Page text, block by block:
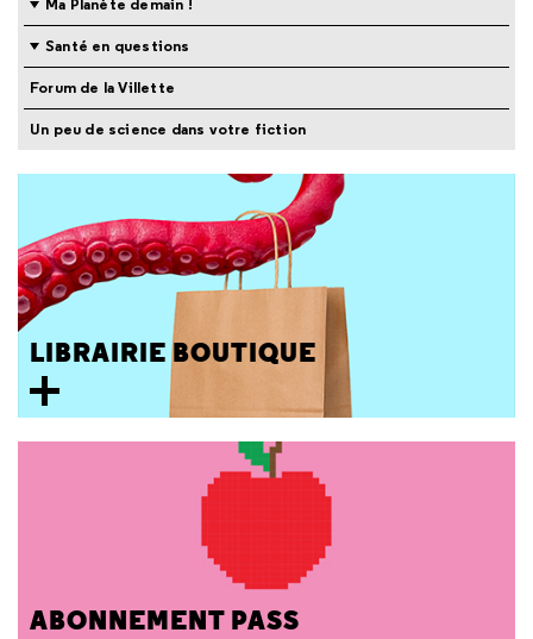
Santé en questions
Forum de la Villette
Un peu de science dans votre fiction
LIBRAIRIE BOUTIQUE
ABONNEMENT PASS